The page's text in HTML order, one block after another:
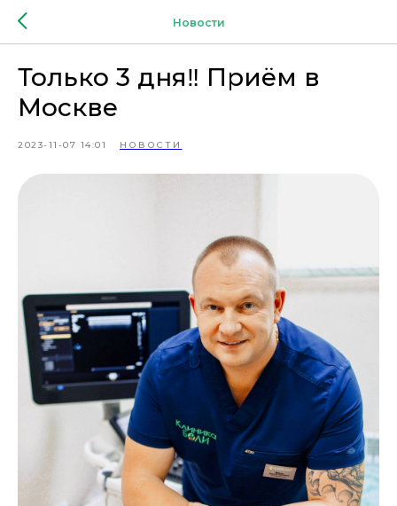
Новости
Только 3 дня‼️ Приём в
Москве
2023-11-07 14:01 НОВОСТИ